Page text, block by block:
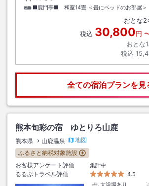
■鹿門亭■ 和室14畳 ＜畳にベッドのお部屋
おとな2
税込 30,800円
おとな
税込
全ての宿泊プランを見
熊本旬彩の宿 ゆとりろ山鹿
熊本県 山鹿温泉
地図
ふるさと納税対象施設
お客様アンケート評価
集計中
るるぶトラベル評価
4.5
大浴場あり